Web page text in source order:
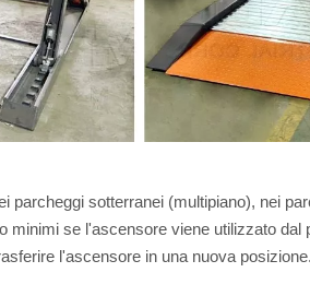
parcheggi sotterranei (multipiano), nei
minimi se l'ascensore viene utilizzato
l'ascensore in una nuova posizione.